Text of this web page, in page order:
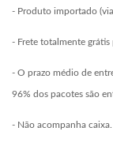
- Produto importado
- Frete totalmente
- O prazo médio de
96% dos pacotes são
- Não acompanha